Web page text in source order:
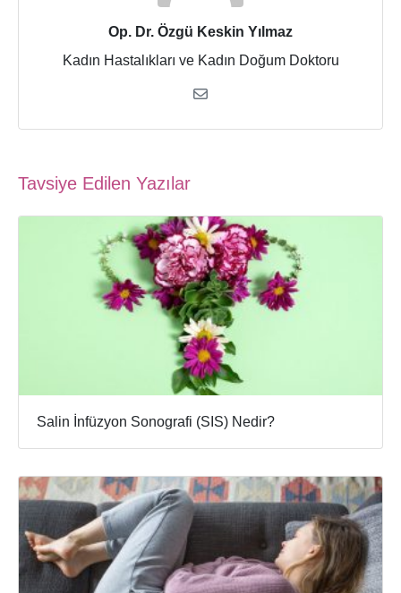
Op. Dr. Özgü Keskin Yılmaz
Kadın Hastalıkları ve Kadın Doğum Doktoru
Tavsiye Edilen Yazılar
Salin İnfüzyon Sonografi (SIS) Nedir?